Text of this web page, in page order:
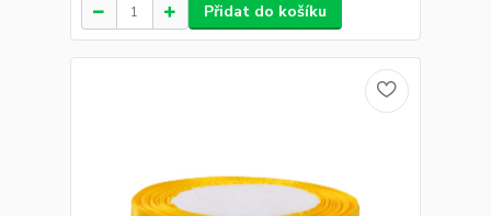
Přidat do košíku